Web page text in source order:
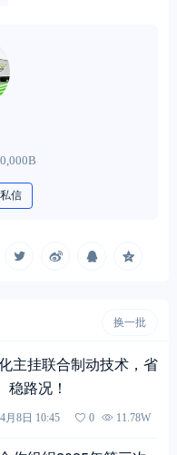
私信
换一批
主挂联合制动技术，省
稳路况！
月8日 10:45 0 11.78W